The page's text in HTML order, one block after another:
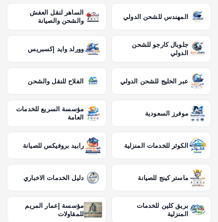
المهندس للشحن الدولي
الساهر لنقل العفش
والشحن والصيانة
جلوبال كارجو للشحن
الدولي
وورلد وايد إكسبريس
عبر الخليج للشحن الدولي الفلاح للنقل والشحن
موفرز السعودية
مؤسسة السريع للخدمات
العامة
الكوثر للخدمات المنزلية رابيد بروفيكس للصيانة
ماستر كينج للصيانة دليل الخدمات الاخباري
بريق كلين للخدمات
المنزلية
مؤسسة إعمار المريم
للمقاولات